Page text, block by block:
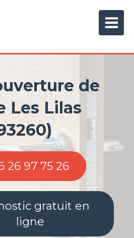
de
Les Lilas
26 97 75 26
gratuit en
ligne